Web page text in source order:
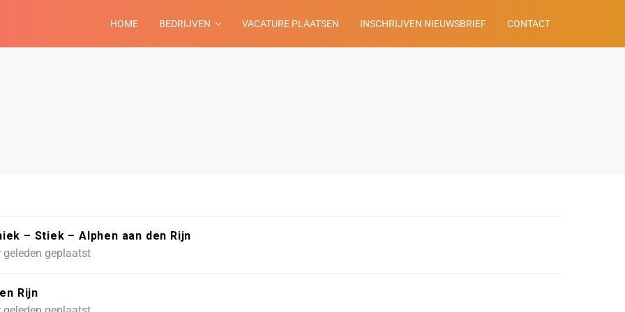
HOME BEDRIJVEN VACATURE PLAATSEN INSCHRIJVEN NIEUWSBRIEF CONTACT
– Stiek – Alphen aan den Rijn
geleden geplaatst
Rijn